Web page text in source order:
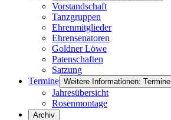
Vorstandschaft
Tanzgruppen
Ehrenmitglieder
Ehrensenatoren
Goldner Löwe
Patenschaften
Satzung
Termine Weitere Informationen: Termine
Jahresübersicht
Rosenmontage
Archiv